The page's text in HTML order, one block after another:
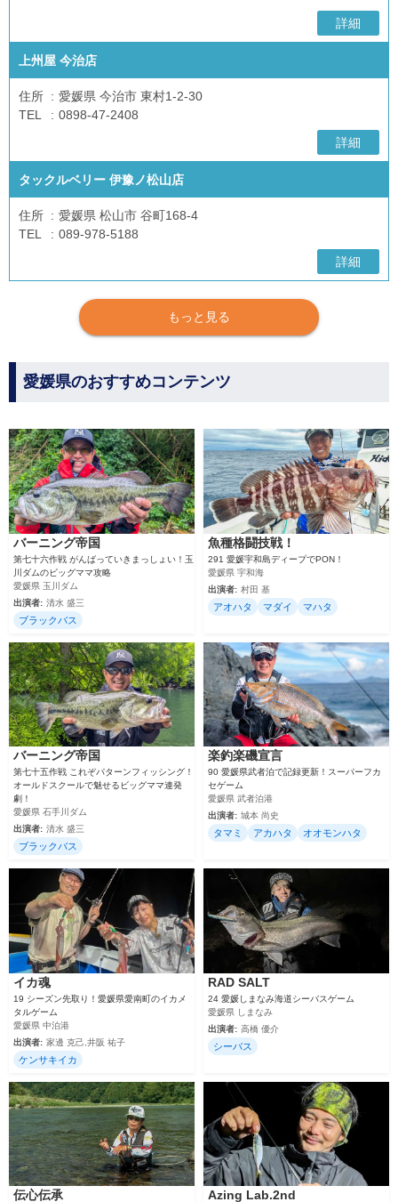
詳細
上州屋 今治店
住所
愛媛県 今治市 東村1-2-30
TEL
0898-47-2408
詳細
タックルベリー 伊豫ノ松山店
住所
愛媛県 松山市 谷町168-4
TEL
089-978-5188
詳細
もっと見る
愛媛県のおすすめコンテンツ
バーニング帝国
第七十六作戦 がんばっていきまっしょい！玉
川ダムのビッグママ攻略
愛媛県 玉川ダム
出演者: 清水 盛三
ブラックバス
魚種格闘技戦！
291 愛媛宇和島ディープでPON！
愛媛県 宇和海
出演者: 村田 基
アオハタ マダイ マハタ
バーニング帝国
第七十五作戦 これぞパターンフィッシング！
オールドスクールで魅せるビッグママ連発
劇！
愛媛県 石手川ダム
出演者: 清水 盛三
ブラックバス
楽釣楽磯宣言
90 愛媛県武者泊で記録更新！スーパーフカ
セゲーム
愛媛県 武者泊港
出演者: 城本 尚史
タマミ アカハタ オオモンハタ
イカ魂
19 シーズン先取り！愛媛県愛南町のイカメ
タルゲーム
愛媛県 中泊港
出演者: 家邊 克己,井阪 祐子
ケンサキイカ
RAD SALT
24 愛媛しまなみ海道シーバスゲーム
愛媛県 しまなみ
出演者: 高橋 優介
シーバス
伝心伝承 Azing Lab.2nd